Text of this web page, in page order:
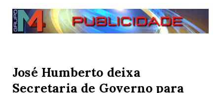
José Humberto deixa
Secretaria de Governo para